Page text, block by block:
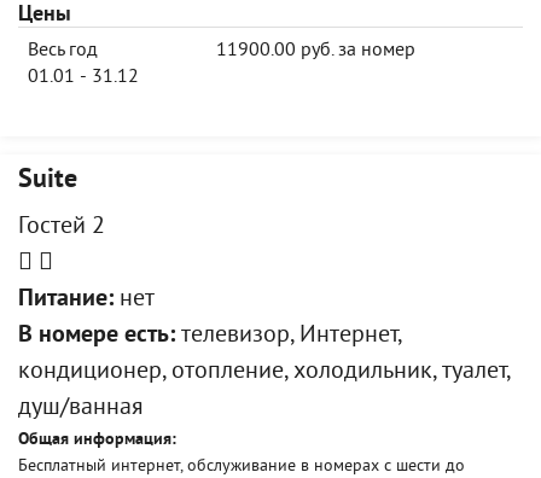
Цены
Весь год
01.01 - 31.12
11900.00 руб. за номер
Suite
Гостей 2
Питание: нет
В номере есть: телевизор, Интернет,
кондиционер, отопление, холодильник, туалет,
душ/ванная
Общая информация:
Бесплатный интернет, обслуживание в номерах с шести до